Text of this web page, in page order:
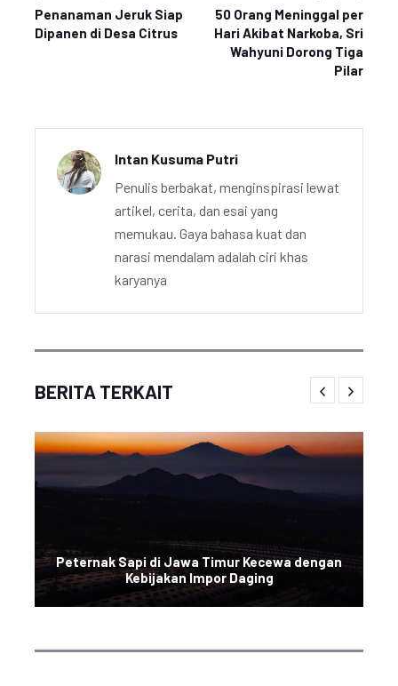
Penanaman Jeruk Siap
Dipanen di Desa Citrus
50 Orang Meninggal per
Hari Akibat Narkoba, Sri
Wahyuni Dorong Tiga
Pilar
Intan Kusuma Putri
Penulis berbakat, menginspirasi lewat
artikel, cerita, dan esai yang
memukau. Gaya bahasa kuat dan
narasi mendalam adalah ciri khas
karyanya
BERITA TERKAIT
Peternak Sapi di Jawa Timur Kecewa dengan
Kebijakan Impor Daging